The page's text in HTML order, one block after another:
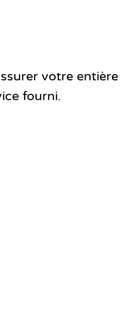
votre entière
fourni.